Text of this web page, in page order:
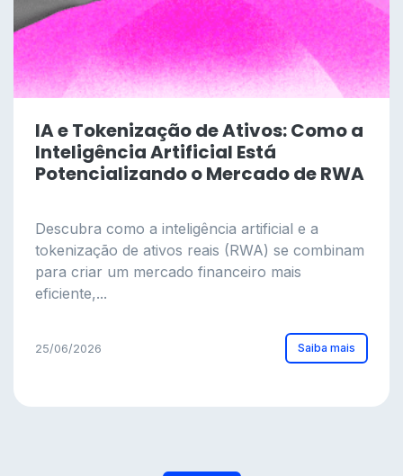
IA e Tokenização de Ativos: Como a
Inteligência Artificial Está
Potencializando o Mercado de RWA
Descubra como a inteligência artificial e a
tokenização de ativos reais (RWA) se combinam
para criar um mercado financeiro mais
eficiente,...
25/06/2026 Saiba mais